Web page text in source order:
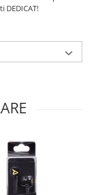
DEDICAT!